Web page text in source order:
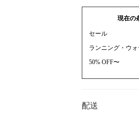
現在の
セール
ランニング・ウ
50% OFF〜
配送